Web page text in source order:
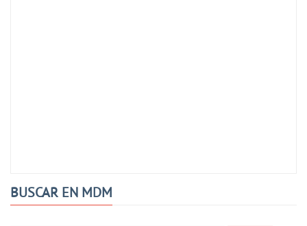
BUSCAR EN MDM